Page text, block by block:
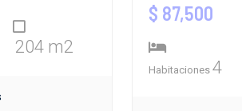
204 m2
$ 87,500
Habitaciones 4